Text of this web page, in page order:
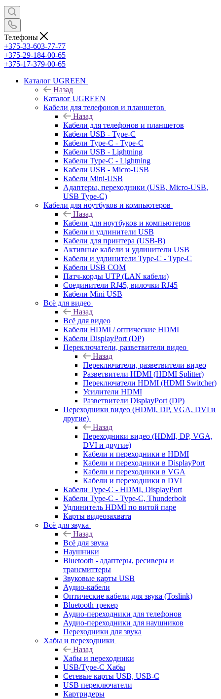
Телефоны
+375-33-603-77-77
+375-29-184-00-65
+375-17-379-00-65
Каталог UGREEN
Назад
Каталог UGREEN
Кабели для телефонов и планшетов
Назад
Кабели для телефонов и планшетов
Кабели USB - Type-C
Кабели Type-C - Type-C
Кабели USB - Lightning
Кабели Type-C - Lightning
Кабели USB - Micro-USB
Кабели Mini-USB
Адаптеры, переходники (USB, Micro-USB,
USB Type-C)
Кабели для ноутбуков и компьютеров
Назад
Кабели для ноутбуков и компьютеров
Кабели и удлинители USB
Кабели для принтера (USB-B)
Активные кабели и удлинители USB
Кабели и удлинители Type-C - Type-C
Кабели USB COM
Патч-корды UTP (LAN кабели)
Соединители RJ45, вилочки RJ45
Кабели Mini USB
Всё для видео
Назад
Всё для видео
Кабели HDMI / оптические HDMI
Кабели DisplayPort (DP)
Переключатели, разветвители видео
Назад
Переключатели, разветвители видео
Разветвители HDMI (HDMI Splitter)
Переключатели HDMI (HDMI Switcher)
Усилители HDMI
Разветвители DisplayPort (DP)
Переходники видео (HDMI, DP, VGA, DVI и
другие)
Назад
Переходники видео (HDMI, DP, VGA,
DVI и другие)
Кабели и переходники в HDMI
Кабели и переходники в DisplayPort
Кабели и переходники в VGA
Кабели и переходники в DVI
Кабели Type-C - HDMI, DisplayPort
Кабели Type-C - Type-C, Thunderbolt
Удлинитель HDMI по витой паре
Карты видеозахвата
Всё для звука
Назад
Всё для звука
Наушники
Bluetooth - адаптеры, ресиверы и
трансмиттеры
Звуковые карты USB
Аудио-кабели
Оптические кабели для звука (Toslink)
Bluetooth трекер
Аудио-переходники для телефонов
Аудио-переходники для наушников
Переходники для звука
Хабы и переходники
Назад
Хабы и переходники
USB/Type-C Хабы
Сетевые карты USB, USB-C
USB переключатели
Картридеры